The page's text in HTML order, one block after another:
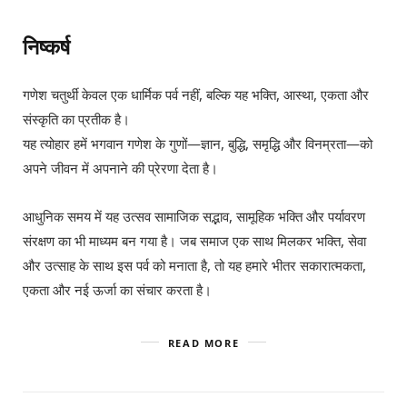
निष्कर्ष
गणेश चतुर्थी केवल एक धार्मिक पर्व नहीं, बल्कि यह भक्ति, आस्था, एकता और
संस्कृति का प्रतीक है।
यह त्योहार हमें भगवान गणेश के गुणों—ज्ञान, बुद्धि, समृद्धि और विनम्रता—को
अपने जीवन में अपनाने की प्रेरणा देता है।
आधुनिक समय में यह उत्सव सामाजिक सद्भाव, सामूहिक भक्ति और पर्यावरण
संरक्षण का भी माध्यम बन गया है। जब समाज एक साथ मिलकर भक्ति, सेवा
और उत्साह के साथ इस पर्व को मनाता है, तो यह हमारे भीतर सकारात्मकता,
एकता और नई ऊर्जा का संचार करता है।
READ MORE